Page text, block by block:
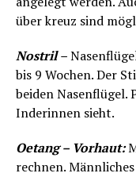
über kreuz sind
Nostril–
bis 9 Wochen. Der
beiden Nasenflügel.
Inderinnen sieht.
Oetang – Vorhaut:
rechnen.